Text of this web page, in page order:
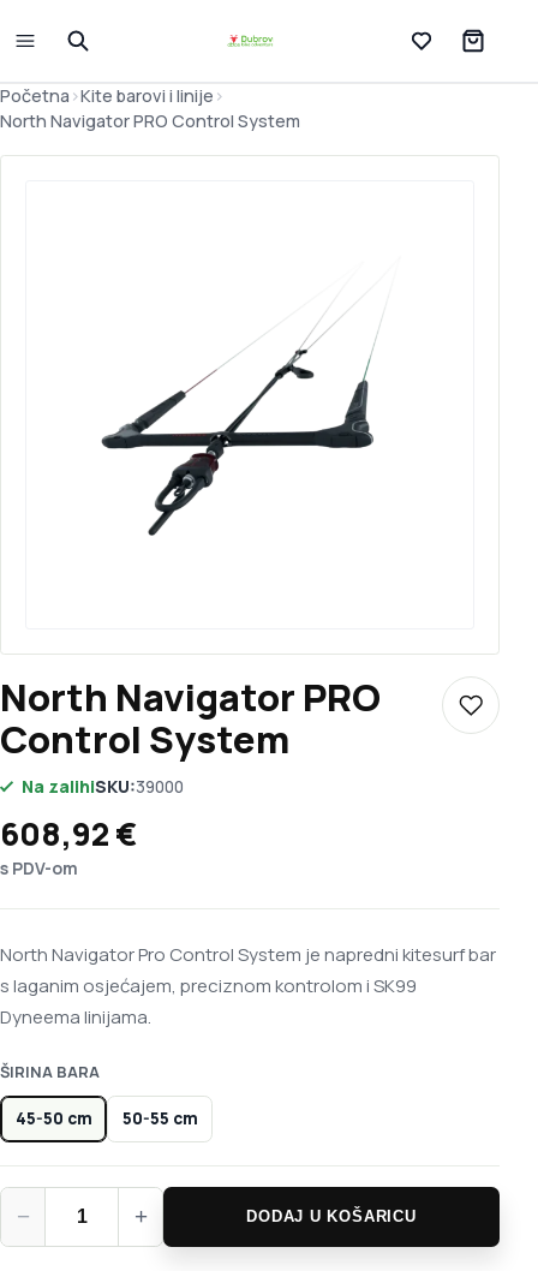
Lista želja
Početna >Kite barovi i linije >
North Navigator PRO Control System
North Navigator PRO
Control System
Dodaj
Na zalihiSKU:39000
608,92€
s PDV-om
North Navigator Pro Control System je napredni kitesurf bar
s laganim osjećajem, preciznom kontrolom i SK99
Dyneema linijama.
ŠIRINA BARA
45-50 cm 50-55 cm
−
North Navigator PRO Control System količina
+ DODAJ U KOŠARICU